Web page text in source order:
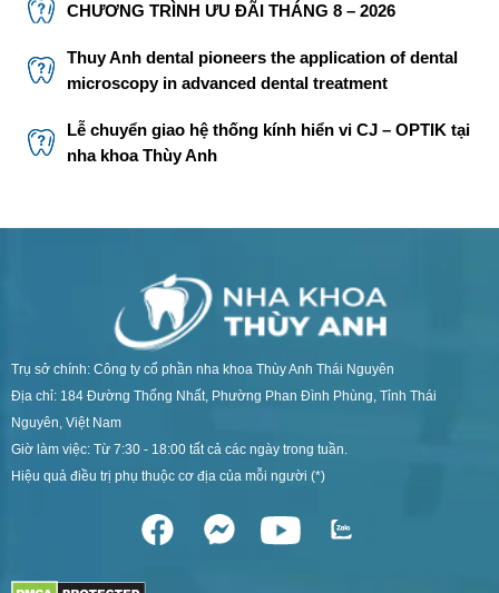
CHƯƠNG TRÌNH ƯU ĐÃI THÁNG 8 – 2026
Thuy Anh dental pioneers the application of dental
microscopy in advanced dental treatment
Lễ chuyển giao hệ thống kính hiển vi CJ – OPTIK tại
nha khoa Thùy Anh
Trụ sở chính: Công ty cổ phần nha khoa Thùy Anh Thái Nguyên
Địa chỉ: 184 Đường Thống Nhất, Phường Phan Đình Phùng, Tỉnh Thái
Nguyên, Việt Nam
Giờ làm việc: Từ 7:30 - 18:00 tất cả các ngày trong tuần.
Hiệu quả điều trị phụ thuộc cơ địa của mỗi người (*)